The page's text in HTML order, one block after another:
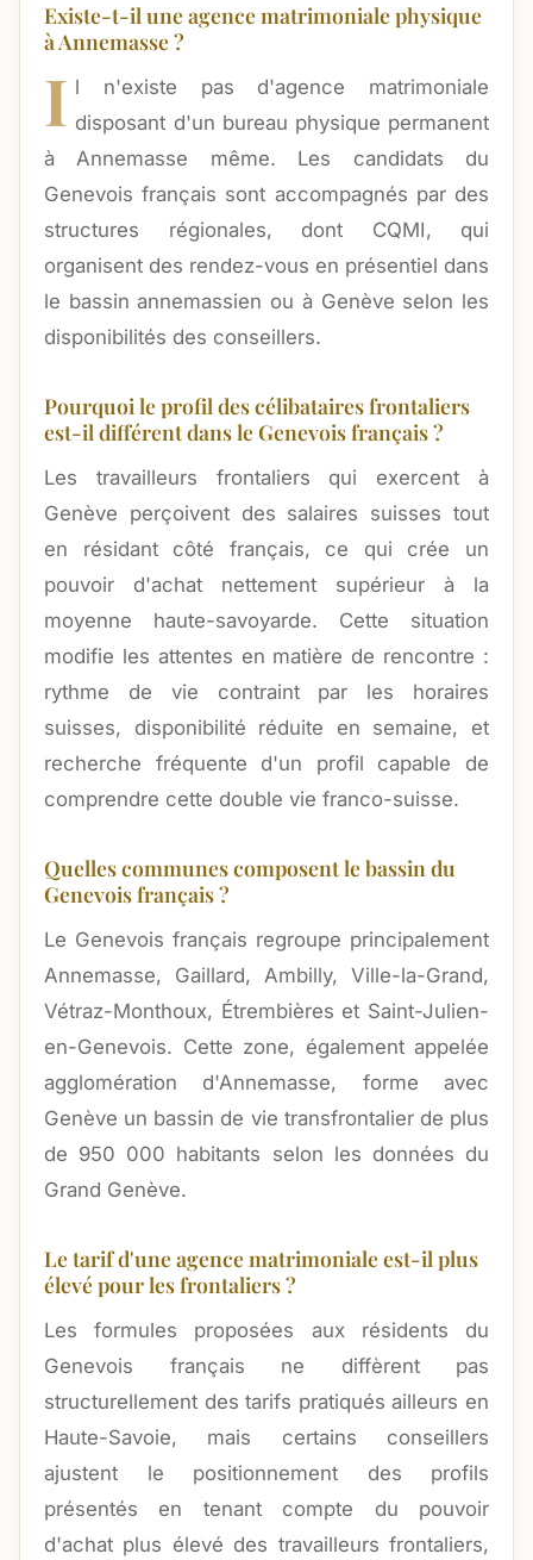
Existe-t-il une agence matrimoniale physique
à Annemasse ?
I l n'existe pas d'agence matrimoniale
disposant d'un bureau physique permanent
à Annemasse même. Les candidats du
Genevois français sont accompagnés par des
structures régionales, dont CQMI, qui
organisent des rendez-vous en présentiel dans
le bassin annemassien ou à Genève selon les
disponibilités des conseillers.
Pourquoi le profil des célibataires frontaliers
est-il différent dans le Genevois français ?
Les travailleurs frontaliers qui exercent à
Genève perçoivent des salaires suisses tout
en résidant côté français, ce qui crée un
pouvoir d'achat nettement supérieur à la
moyenne haute-savoyarde. Cette situation
modifie les attentes en matière de rencontre :
rythme de vie contraint par les horaires
suisses, disponibilité réduite en semaine, et
recherche fréquente d'un profil capable de
comprendre cette double vie franco-suisse.
Quelles communes composent le bassin du
Genevois français ?
Le Genevois français regroupe principalement
Annemasse, Gaillard, Ambilly, Ville-la-Grand,
Vétraz-Monthoux, Étrembières et Saint-Julien-
en-Genevois. Cette zone, également appelée
agglomération d'Annemasse, forme avec
Genève un bassin de vie transfrontalier de plus
de 950 000 habitants selon les données du
Grand Genève.
Le tarif d'une agence matrimoniale est-il plus
élevé pour les frontaliers ?
Les formules proposées aux résidents du
Genevois français ne diffèrent pas
structurellement des tarifs pratiqués ailleurs en
Haute-Savoie, mais certains conseillers
ajustent le positionnement des profils
présentés en tenant compte du pouvoir
d'achat plus élevé des travailleurs frontaliers,